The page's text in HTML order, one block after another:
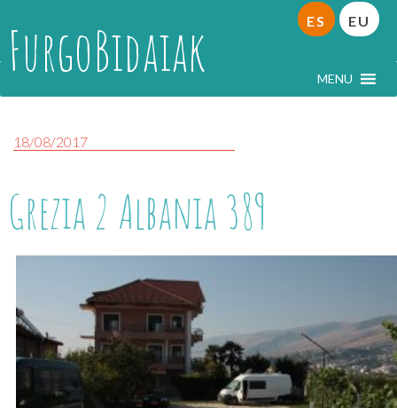
FurgoBidaiak MENU
ES EU
18/08/2017
Grezia 2 Albania 389